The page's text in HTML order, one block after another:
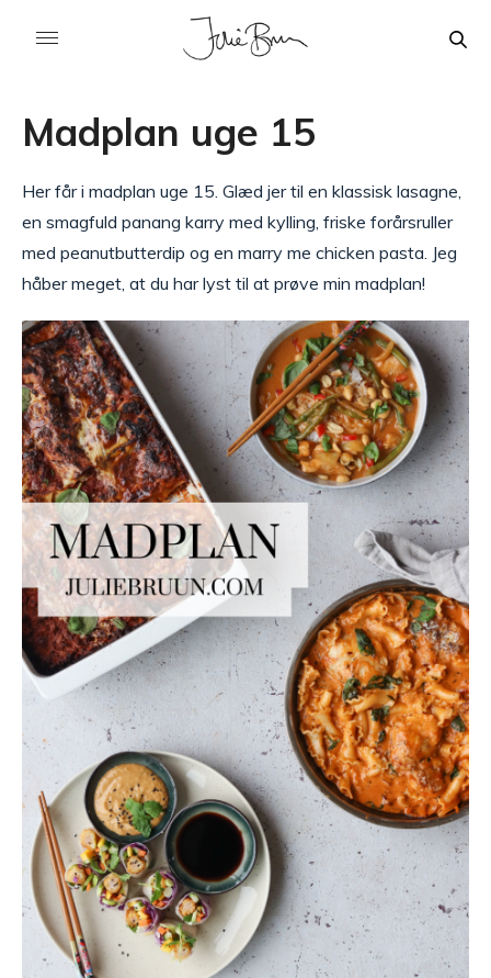
Madplan uge 15
Her får i madplan uge 15. Glæd jer til en klassisk lasagne,
en smagfuld panang karry med kylling, friske forårsruller
med peanutbutterdip og en marry me chicken pasta. Jeg
håber meget, at du har lyst til at prøve min madplan!